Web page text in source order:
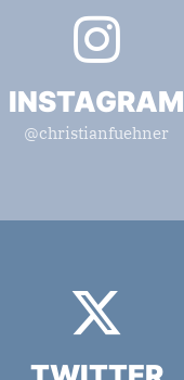
INSTAGRAM
@christianfuehner